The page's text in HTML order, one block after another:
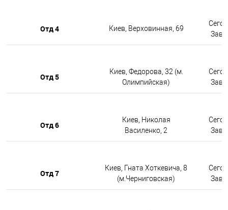
Отд 4 Киев, Верховинная, 69
Отд 5
Киев, Федорова, 32 (м.
Олимпийская)
Отд 6
Киев, Николая
Василенко, 2
Отд 7
Киев, Гната Хоткевича, 8
(м.Черниговская)